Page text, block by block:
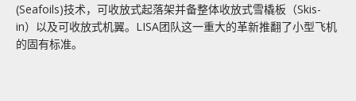
(Seafoils)技术，可收放式起落架并备整体收放式雪橇板（Skis-
in）以及可收放式机翼。 LISA团队这一重大的革新推翻了小型飞机
的固有标准。